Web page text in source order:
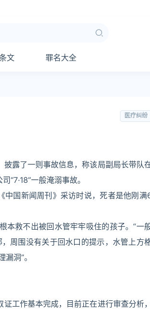
文 罪名大全
医疗纠纷
露了一则事故信息，称该局副局长带队
一般淹溺事故。
中国新闻周刊》采访时说，死者是他刚满
本救不出被回水管牢牢吸住的孩子。“一
周围没有关于回水口的提示，水管上方
洞”。
工作基本完成，目前正在进行审查分析，